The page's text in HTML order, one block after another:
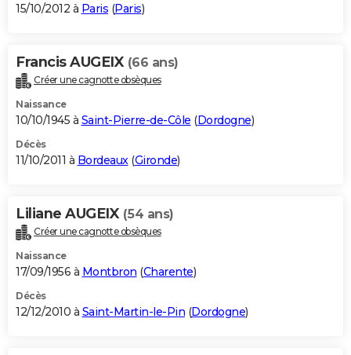
15/10/2012 à Paris (Paris)
Francis AUGEIX (66 ans)
Créer une cagnotte obsèques
Naissance
10/10/1945 à Saint-Pierre-de-Côle (Dordogne)
Décès
11/10/2011 à Bordeaux(Gironde)
Liliane AUGEIX (54 ans)
Créer une cagnotte obsèques
Naissance
17/09/1956 à Montbron (Charente)
Décès
12/12/2010 à Saint-Martin-le-Pin (Dordogne)